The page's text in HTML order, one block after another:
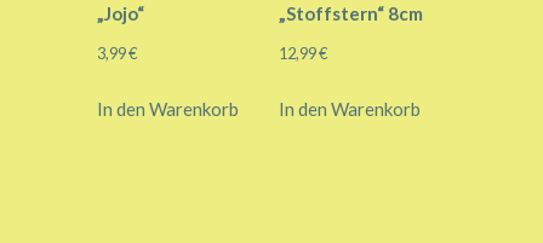
„Jojo“
3,99€
In den Warenkorb
„Stoffstern“ 8cm
12,99€
In den Warenkorb